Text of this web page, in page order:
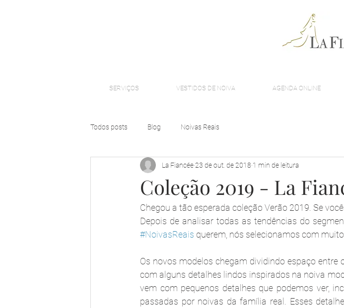
SERVIÇOS VESTIDOS DE NOIVA AGENDA ONLINE
Todos posts Blog Noivas Reais
Coleção 2019 - La
La Fiancée23 de out. de 2018 1 min de leitura
Chegou a tão esperada coleção Verão 2019. Se
#NoivasReais querem, nós selecionamos com
Os novos modelos chegam dividindo espaço entre
com alguns detalhes lindos inspirados na noiva
vem com pequenos detalhes que podemos ver,
passadas por noivas da família real. Esses